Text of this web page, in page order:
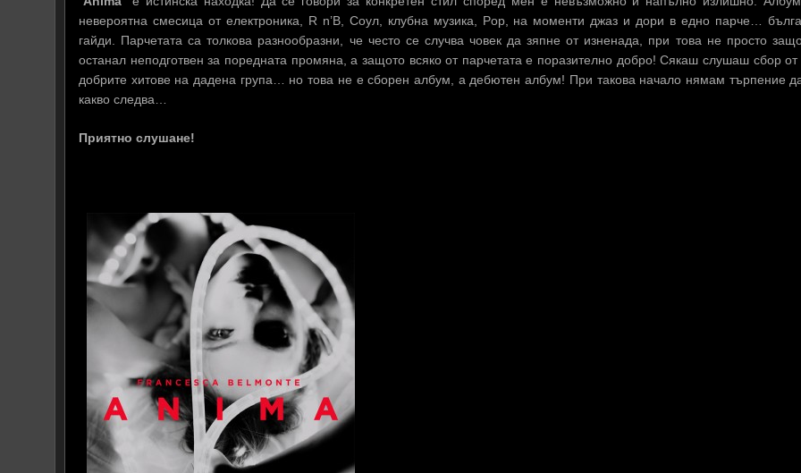
невероятна смесица от електроника, R n’B, Соул, клубна музика, Pop, на моменти джаз и дори в едно парче…
гайди. Парчетата са толкова разнообразни, че често се случва човек да зяпне от изненада, при това не просто
останал неподготвен за поредната промяна, а защото всяко от парчетата е поразително добро! Сякаш слушаш сбор
добрите хитове на дадена група… но това не е сборен албум, а дебютен албум! При такова начало нямам търпение
какво следва…
Приятно слушане!